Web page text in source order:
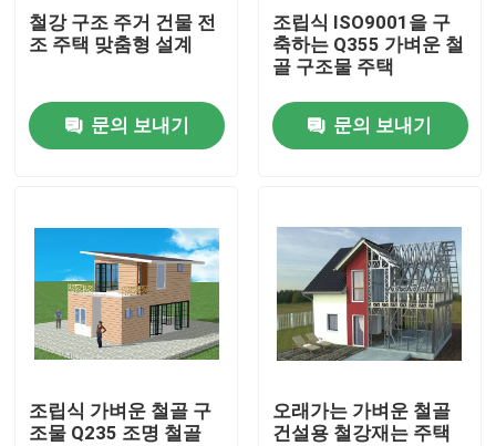
우리에 대하여
품질 관리
인용문을 요구하세요
철골 구조물 저장소
철골 구조물 워크샵
가벼운 철골 구조물
철강 구조 주거 건물 전
조 주택 맞춤형 설계
문의 보내기
조립식 ISO9001을 구
축하는 Q355 가벼운 철
골 구조물 주택
문의 보내기
조립식 가벼운 철골 구
조물 Q235 조명 철골
오래가는 가벼운 철골
건설용 철강재는 주택